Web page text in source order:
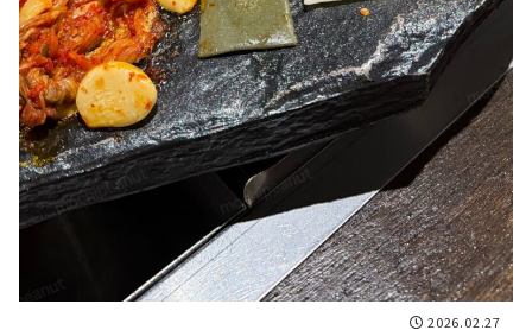
2026.02.27